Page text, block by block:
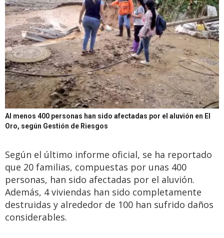
Al menos 400 personas han sido afectadas por el aluvión en El
Oro, según Gestión de Riesgos
Según el último informe oficial, se ha reportado
que 20 familias, compuestas por unas 400
personas, han sido afectadas por el aluvión.
Además, 4 viviendas han sido completamente
destruidas y alrededor de 100 han sufrido daños
considerables.